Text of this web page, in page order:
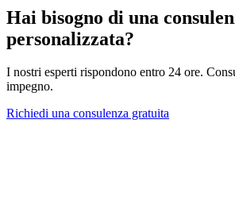
Hai bisogno di una
personalizzata?
I nostri esperti rispondono entro 24 ore.
impegno.
Richiedi una consulenza gratuita